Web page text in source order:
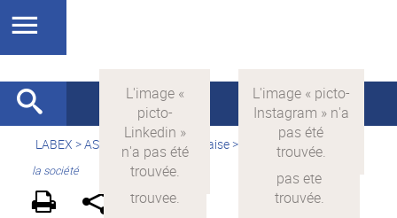
LABEX >ASLAN > Version française>
La science avec et pour
la société